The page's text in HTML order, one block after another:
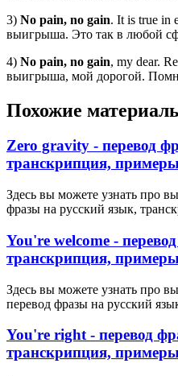
3) No pain, no gain. It is true in
выигрыша. Это так в любой
4) No pain, no gain, my dear.
выигрыша, мой дорогой.
Похожие
Zero gravity - перевод
транскрипция,
Здесь вы можете узнать про
фразы на русский язык,
You're welcome -
транскрипция,
Здесь вы можете узнать про
перевод фразы на русский
You're right - перевод
транскрипция,